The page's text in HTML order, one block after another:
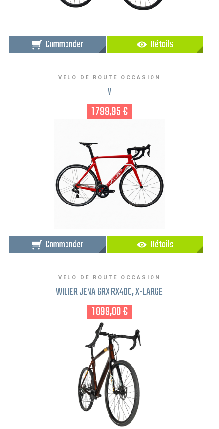
Commander Détails
VELO DE ROUTE OCCASION
V
1 799,95 €
Commander Détails
VELO DE ROUTE OCCASION
WILIER JENA GRX RX400, X-LARGE
1 899,00 €